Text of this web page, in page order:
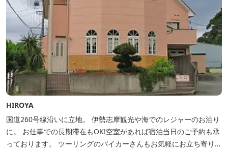
HIROYA
国道260号線沿いに立地。 伊勢志摩観光や海でのレジャーのお泊り
に。 お仕事での長期滞在もOK!空室があれば宿泊当日のご予約も承
っております。 ツーリングのバイカーさんもお気軽にお立ち寄りく